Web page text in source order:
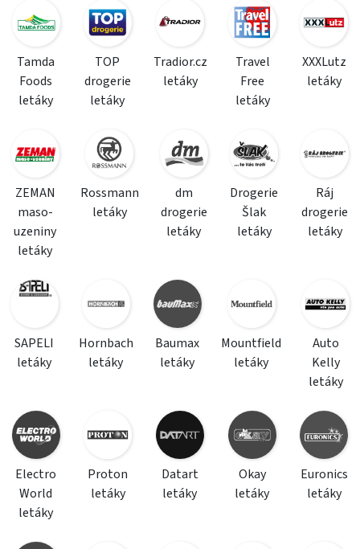
Tamda
Foods
letáky
TOP
drogerie
letáky
Tradior.cz
letáky
Travel
Free
letáky
XXXLutz
letáky
ZEMAN
maso-
uzeniny
letáky
Rossmann
letáky
dm
drogerie
letáky
Drogerie
Šlak
letáky
Ráj
drogerie
letáky
SAPELI
letáky
Hornbach
letáky
Baumax
letáky
Mountfield
letáky
Auto
Kelly
letáky
Electro
World
letáky
Proton
letáky
Datart
letáky
Okay
letáky
Euronics
letáky